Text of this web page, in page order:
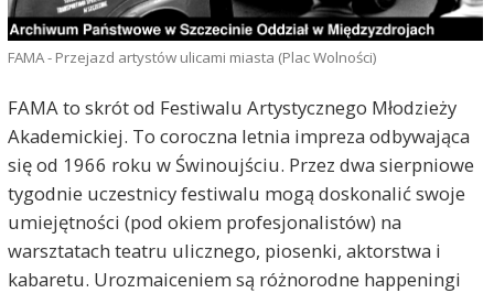
FAMA - Przejazd artystów ulicami miasta (Plac Wolności)
FAMA to skrót od Festiwalu Artystycznego Młodzieży
Akademickiej. To coroczna letnia impreza odbywająca
się od 1966 roku w Świnoujściu. Przez dwa sierpniowe
tygodnie uczestnicy festiwalu mogą doskonalić swoje
umiejętności (pod okiem profesjonalistów) na
warsztatach teatru ulicznego, piosenki, aktorstwa i
kabaretu. Urozmaiceniem są różnorodne happeningi